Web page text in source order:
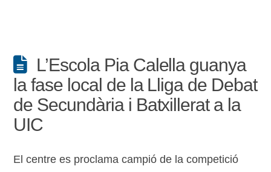
L’Escola Pia Calella guanya
la fase local de la Lliga de Debat
de Secundària i Batxillerat a la
UIC
El centre es proclama campió de la competició